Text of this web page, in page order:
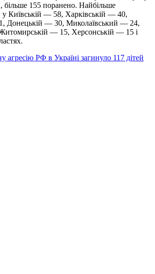
більше 155 поранено. Найбільше
у Київській — 58, Харківській — 40,
Донецькій — 30, Миколаївський — 24,
— 15, Херсонській — 15 і
агресію РФ в Україні загинуло 117 дітей